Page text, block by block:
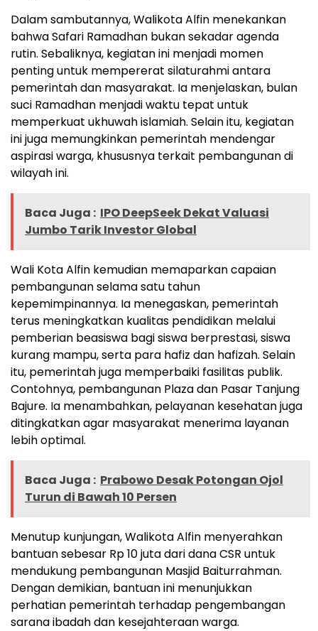
Dalam sambutannya, Walikota Alfin menekankan
bahwa Safari Ramadhan bukan sekadar agenda
rutin. Sebaliknya, kegiatan ini menjadi momen
penting untuk mempererat silaturahmi antara
pemerintah dan masyarakat. Ia menjelaskan, bulan
suci Ramadhan menjadi waktu tepat untuk
memperkuat ukhuwah islamiah. Selain itu, kegiatan
ini juga memungkinkan pemerintah mendengar
aspirasi warga, khususnya terkait pembangunan di
wilayah ini.
Baca Juga : IPO DeepSeek Dekat Valuasi
Jumbo Tarik Investor Global
Wali Kota Alfin kemudian memaparkan capaian
pembangunan selama satu tahun
kepemimpinannya. Ia menegaskan, pemerintah
terus meningkatkan kualitas pendidikan melalui
pemberian beasiswa bagi siswa berprestasi, siswa
kurang mampu, serta para hafiz dan hafizah. Selain
itu, pemerintah juga memperbaiki fasilitas publik.
Contohnya, pembangunan Plaza dan Pasar Tanjung
Bajure. Ia menambahkan, pelayanan kesehatan juga
ditingkatkan agar masyarakat menerima layanan
lebih optimal.
Baca Juga : Prabowo Desak Potongan Ojol
Turun di Bawah 10 Persen
Menutup kunjungan, Walikota Alfin menyerahkan
bantuan sebesar Rp 10 juta dari dana CSR untuk
mendukung pembangunan Masjid Baiturrahman.
Dengan demikian, bantuan ini menunjukkan
perhatian pemerintah terhadap pengembangan
sarana ibadah dan kesejahteraan warga.